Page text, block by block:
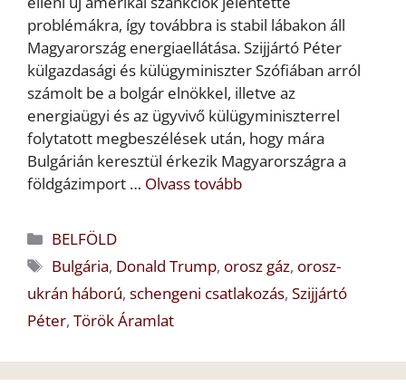
problémákra, így továbbra is stabil lábakon áll
Magyarország energiaellátása. Szijjártó Péter
külgazdasági és külügyminiszter Szófiában arról
számolt be a bolgár elnökkel, illetve az
energiaügyi és az ügyvivő külügyminiszterrel
folytatott megbeszélések után, hogy mára
Bulgárián keresztül érkezik Magyarországra a
földgázimport … Olvass tovább
Kategória
BELFÖLD
Címkék
Bulgária, Donald Trump, orosz gáz, orosz-
ukrán háború, schengeni csatlakozás, Szijjártó
Péter, Török Áramlat